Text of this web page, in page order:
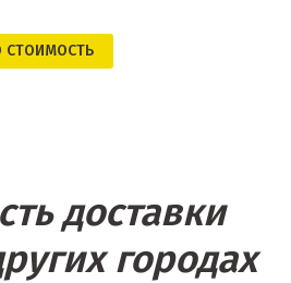
СТОИМОСТЬ
доставки
городах